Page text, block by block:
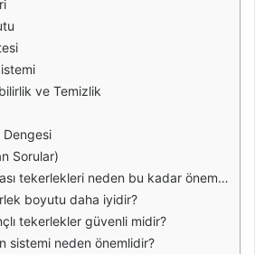
ve Temizlik
Dengesi
Sorular)
tekerlekleri neden bu kadar önemlidir?
boyutu daha iyidir?
tekerlekler güvenli midir?
sistemi neden önemlidir?